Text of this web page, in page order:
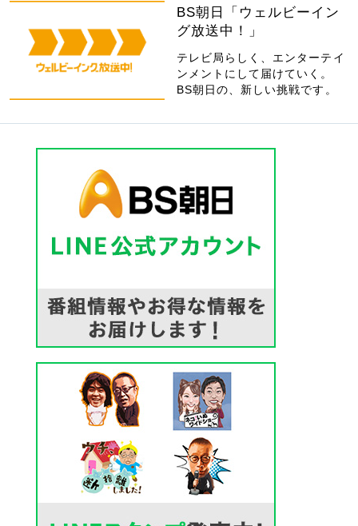
BS朝日「ウェルビーイン
グ放送中！」
テレビ局らしく、エンターテイ
ンメントにして届けていく。
BS朝日の、新しい挑戦です。